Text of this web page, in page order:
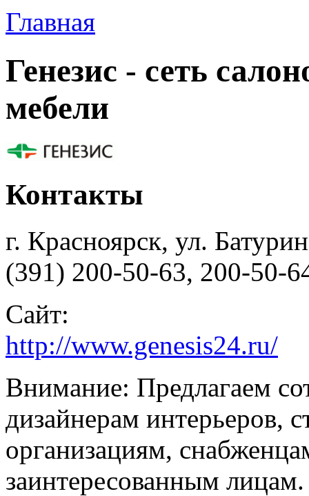
Главная
Генезис - сеть
мебели
Контакты
г. Красноярск, ул.
(391) 200-50-63, 200-50-
Сайт:
http://www.genesis24.ru/
Внимание: Предлагаем
дизайнерам интерьеров,
организациям,
заинтересованным лицам.